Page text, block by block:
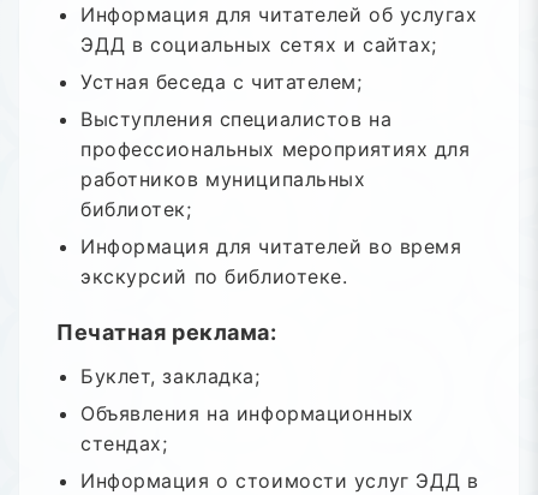
Информация для читателей об услугах
ЭДД в социальных сетях и сайтах;
Устная беседа с читателем;
Выступления специалистов на
профессиональных мероприятиях для
работников муниципальных
библиотек;
Информация для читателей во время
экскурсий по библиотеке.
Печатная реклама:
Буклет, закладка;
Объявления на информационных
стендах;
Информация о стоимости услуг ЭДД в